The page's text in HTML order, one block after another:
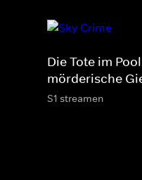
Die Tote im
mörderische
S1 streamen